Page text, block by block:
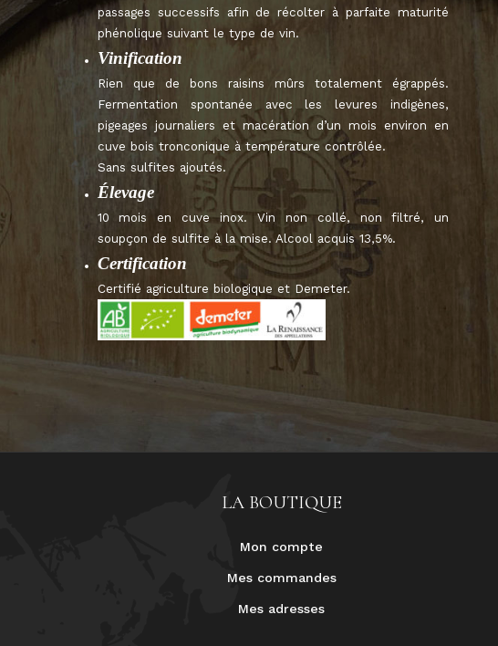
passages successifs afin de récolter à parfaite maturité
phénolique suivant le type de vin.
Vinification
Rien que de bons raisins mûrs totalement égrappés.
Fermentation spontanée avec les levures indigènes,
pigeages journaliers et macération d’un mois environ en
cuve bois tronconique à température contrôlée.
Sans sulfites ajoutés.
Élevage
10 mois en cuve inox. Vin non collé, non filtré, un
soupçon de sulfite à la mise. Alcool acquis 13,5%.
Certification
Certifié agriculture biologique et Demeter.
LA BOUTIQUE
Mon compte
Mes commandes
Mes adresses